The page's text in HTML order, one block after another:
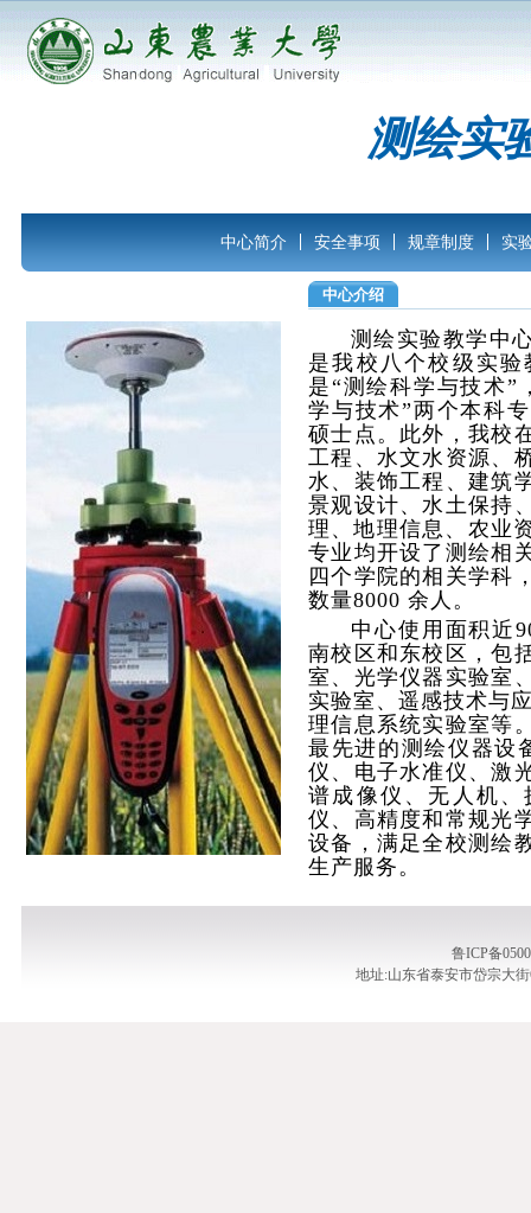
测绘实
中心简介 安全事项 规章制度 实
中心介绍
测绘实验教学中
是我校八个校级实
是“测绘科学与技术”
学与技术”两个本科
硕士点。此外，我校
工程、水文水资源、
水、装饰工程、建筑
景观设计、水土保持
理、地理信息、农业
专业均开设了测绘相
四个学院的相关学科
数量8000 余人。
中心使用面积近
南校区和东校区，包
室、光学仪器实验室
实验室、遥感技术与
理信息系统实验室等
最先进的测绘仪器设
仪、电子水准仪、激
谱成像仪、无人机
仪、高精度和常规光
设备，满足全校测绘
生产服务。
鲁ICP备
地址:山东省泰安市岱宗大街